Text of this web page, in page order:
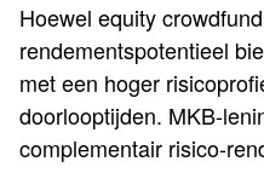
Hoewel equity
rendementspotentieel
met een hoger
doorlooptijden. MKB-
complementair risico-